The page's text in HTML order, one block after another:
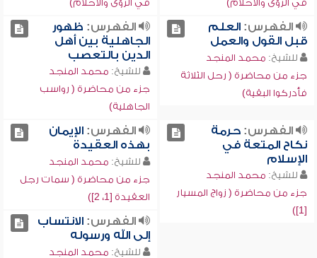
في الرؤى والأحلام) في الرؤى والأحلام)
الفهرس:العلم
قبل القول والعمل
للشيخ: محمد المنجد
جزء من محاضرة ( رحل الثلاثة
فأدركوا البقية)
الفهرس: ظهور
الجاهلية بين أهل
الدين بالتعصب
للشيخ: محمد المنجد
جزء من محاضرة ( رواسب
الجاهلية)
الفهرس:حرمة
نكاح المتعة في
الإسلام
للشيخ: محمد المنجد
جزء من محاضرة ( زواج المسيار
[1])
الفهرس:الإيمان
بهذه العقيدة
للشيخ: محمد المنجد
جزء من محاضرة ( سمات رجل
العقيدة [1، 2])
الفهرس:الانتساب
إلى الله ورسوله
للشيخ: محمد المنجد